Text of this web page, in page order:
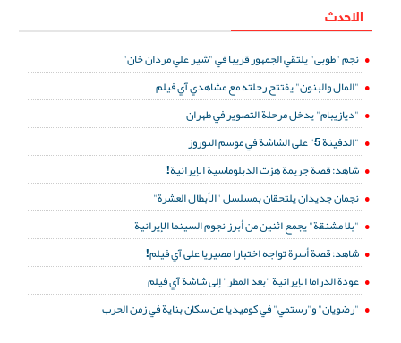
الاحدث
نجم "طوبى" يلتقي الجمهور قريبا في "شير علي مردان خان"
"المال والبنون" يفتتح رحلته مع مشاهدي آي فيلم
"ديازيبام" يدخل مرحلة التصوير في طهران
"الدفينة 5" على الشاشة في موسم النوروز
شاهد: قصة جريمة هزت الدبلوماسية الإيرانية!
نجمان جديدان يلتحقان بمسلسل "الأبطال العشرة"
"بلا مشنقة" يجمع اثنين من أبرز نجوم السينما الإيرانية
شاهد: قصة أسرة تواجه اختبارا مصيريا على آي فيلم!
عودة الدراما الإيرانية "بعد المطر" إلى شاشة آي فيلم
"رضويان" و"رستمي" في كوميديا عن سكان بناية في زمن الحرب